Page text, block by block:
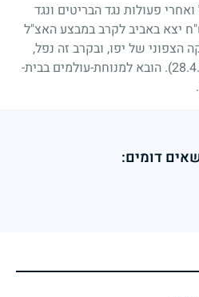
פעולות נגד הבריטים ונגד
יצא באביב לקרב במבצע האצ"ל
הצפוני של יפו, ובקרב זה נפל,
. הובא למנוחת-עולמים בבית-
דומים: